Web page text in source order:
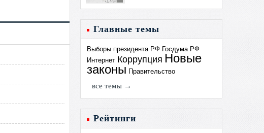
Главные темы
Выборы президента РФ Госдума РФ
Интернет Коррупция Новые
законы Правительство
все темы →
Рейтинги